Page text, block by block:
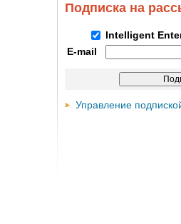
Подписка на
Intelligent
E-mail
Управление